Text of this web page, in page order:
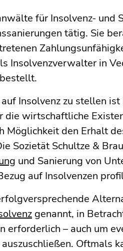
für Insolvenz- und
tätig. Sie
Insolvenzverwalter in
Insolvenz zu stellen
die wirtschaftliche
Möglichkeit den Erhalt
Sozietät Schultze &
und Sanierung von
auf Insolvenzen
genannt, in
erforderlich – auch um
Oftmals